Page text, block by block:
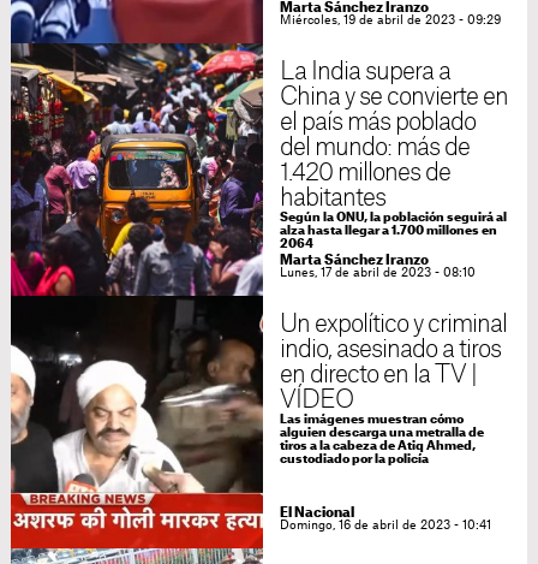
Marta Sánchez Iranzo
Miércoles, 19 de abril de 2023 - 09:29
La India supera a
China y se convierte en
el país más poblado
del mundo: más de
1.420 millones de
habitantes
Según la ONU, la población seguirá al
alza hasta llegar a 1.700 millones en
2064
Marta Sánchez Iranzo
Lunes, 17 de abril de 2023 - 08:10
Un expolítico y criminal
indio, asesinado a tiros
en directo en la TV |
VÍDEO
Las imágenes muestran cómo
alguien descarga una metralla de
tiros a la cabeza de Atiq Ahmed,
custodiado por la policía
El Nacional
Domingo, 16 de abril de 2023 - 10:41